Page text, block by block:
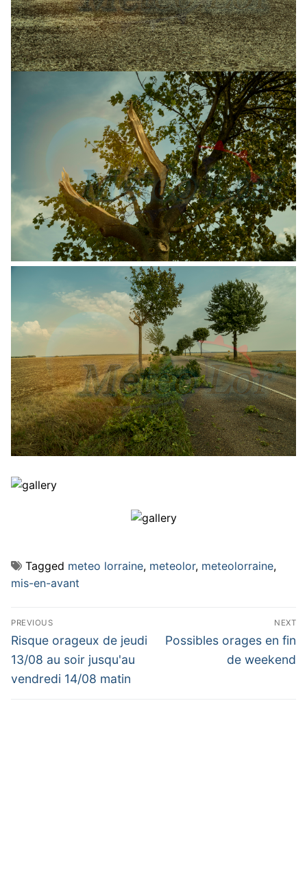
Tagged meteo lorraine, meteolor, meteolorraine,
mis-en-avant
Navigation
de
l’article
PREVIOUS
Previous
post:
Risque orageux de jeudi
13/08 au soir jusqu'au
vendredi 14/08 matin
NEXT
Next
Possibles orages en fin
de weekend